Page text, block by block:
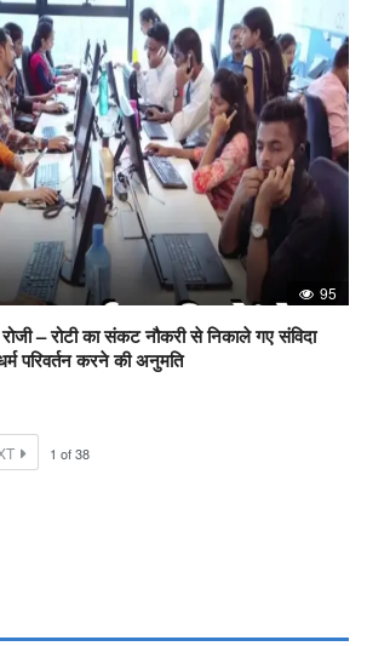
95
– रोटी का संकट नौकरी से निकाले गए संविदा
परिवर्तन करने की अनुमति
1 of38